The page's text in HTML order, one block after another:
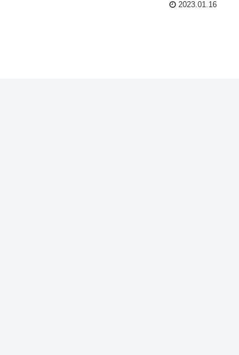
2023.01.16